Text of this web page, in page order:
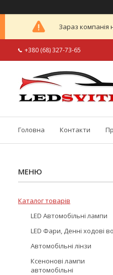
Зараз компанія
+380 (68) 327-73-65
Головна Контакти
Каталог товарів
LED Автомобільні лампи
LED Фари, Денні ходові
Автомобільні лінзи
Ксенонові лампи
автомобільні